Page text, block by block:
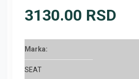
3130.00 RSD
Marka:
SEAT